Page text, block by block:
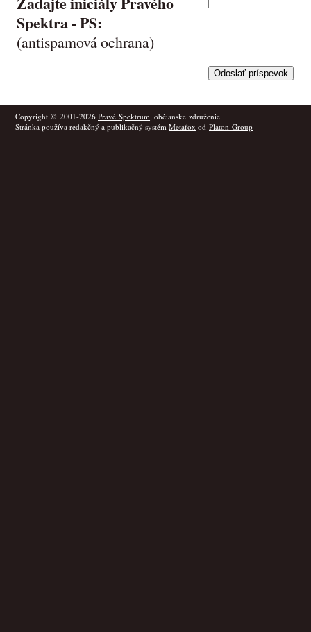
Spektra -PS:
(antispamová ochrana)
Copyright © 2001-2026 Pravé Spektrum, občianske združenie
Stránka používa redakčný a publikačný systém Metafox od Platon Group